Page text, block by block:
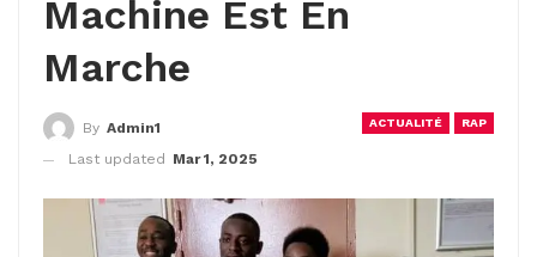
Machine Est En
Marche
ACTUALITÉ RAP
By Admin1
Last updated
Mar 1, 2025